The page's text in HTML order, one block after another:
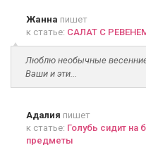
Жанна пишет
к статье: САЛАТ С
Люблю необычные
Ваши и эти...
Адалия пишет
к статье: Голубь сидит на
предметы